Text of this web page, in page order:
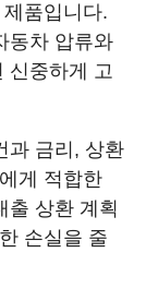
품입니다.
동차 압류와
신중하게 고
과 금리, 상환
게 적합한
출 상환 계획
손실을 줄